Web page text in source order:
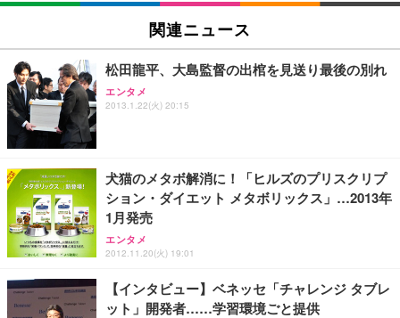
関連ニュース
松田龍平、大島監督の出棺を見送り最後の別れ
エンタメ
2013.1.22(火) 20:15
犬猫のメタボ解消に！「ヒルズのプリスクリプ
ション・ダイエット メタボリックス」…2013年
1月発売
エンタメ
2012.11.20(火) 19:01
【インタビュー】ベネッセ「チャレンジ タブレ
ット」開発者……学習環境ごと提供